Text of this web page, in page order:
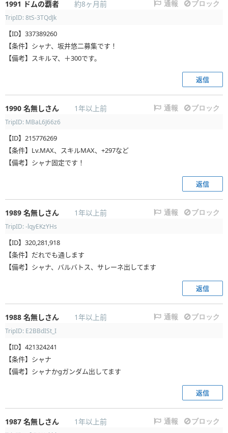
1991 ドムの覇者 約8ヶ月前 通報 ブロック
TripID: 8tS-3TQdJk
【ID】337389260
【条件】シャナ、坂井悠二募集です！
【備考】スキルマ、＋300です。
返信
1990 名無しさん 1年以上前 通報 ブロック
TripID: MBaL6J66z6
【ID】215776269
【条件】Lv.MAX、スキルMAX、+297など
【備考】シャナ固定です！
返信
1989 名無しさん 1年以上前 通報 ブロック
TripID: -lqyEKzYHs
【ID】320,281,918
【条件】だれでも通します
【備考】シャナ、バルバトス、サレーネ出してます
返信
1988 名無しさん 1年以上前 通報 ブロック
TripID: E2BBdISt_I
【ID】421324241
【条件】シャナ
【備考】シャナかgガンダム出してます
返信
1987 名無しさん 1年以上前 通報 ブロック